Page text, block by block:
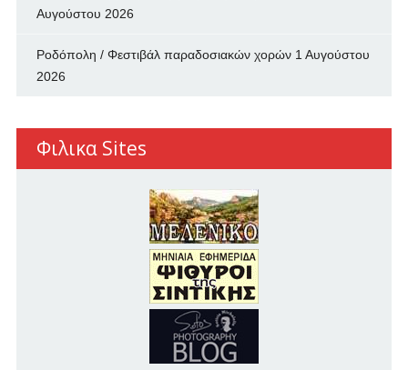
Αυγούστου 2026
Ροδόπολη / Φεστιβάλ παραδοσιακών χορών 1 Αυγούστου
2026
Φιλικα Sites